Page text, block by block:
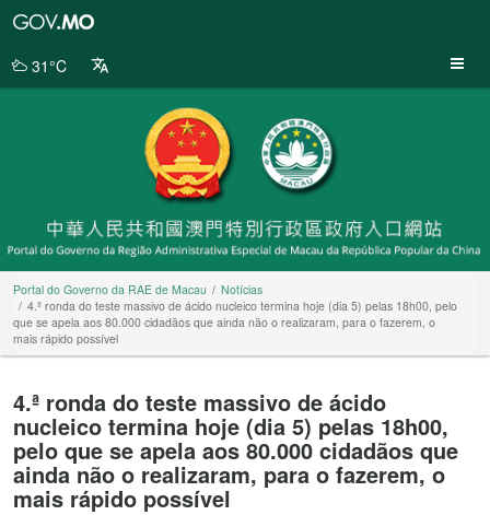
da
31°C
Portal do Governo da RAE de Macau
Notícias
4.ª ronda do teste massivo de ácido nucleico termina hoje (dia 5) pelas 18h00, pelo
que se apela aos 80.000 cidadãos que ainda não o realizaram, para o fazerem, o
mais rápido possível
4.ª ronda do teste massivo de ácido
nucleico termina hoje (dia 5) pelas 18h00,
pelo que se apela aos 80.000 cidadãos que
ainda não o realizaram, para o fazerem, o
mais rápido possível